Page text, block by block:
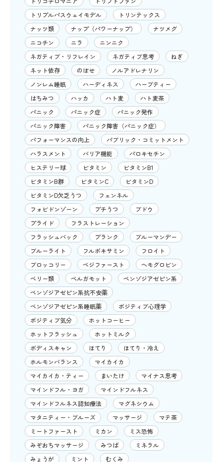
トリプルパスウェイモデル
トリンテックス
ナッツ類
ナップ（パワーナップ）
ナツメグ
ニコチン
ニラ
ニンニク
ネガティブ・リフレイン
ネガティブ思考
ねぎ
ネット依存
のぼせ
ノルアドレナリン
ノンレム睡眠
ハーディネス
ハーブティー
はちみつ
ハッカ ハト麦
ハト麦茶
パニック
パニック症
パニック発作
パニック障害
パニック障害（パニック症）
パフォーマンスの向上
パブリック・コミットメント
ハラスメント
バリア機能
パロキセチン
ヒステリー球
ビタミン
ビタミンB1
ビタミンB群
ビタミンC
ビタミンD
ビタミンD欠乏うつ
フェンネル
フォビドンゾーン
プチうつ
ブドウ
プライド
フラストレーション
フラッシュバック
プランク
ブルーマンデー
ブルーライト
フルボキサミン
フロイト
ブロッコリー
ベジファースト
ヘモグロビン
ベリー類
ベルガモット
ベンゾジアゼピン系
ベンゾジアゼピン系抗不安薬
ベンゾジアゼピン系睡眠薬
ポジティブ心理学
ポジティブ気分
ホットコーヒー
ホットフラッシュ
ホットミルク
ボディスキャン
ほてり
ほてり・冷え
ホルモンバランス
マイカイカ
マイカイカ・ティー
まいたけ
マイナス思考
マインドフル・ヨガ
マインドフルネス
マインドフルネス認知療法
マグネシウム
マタニティー・ブルーズ
マッサージ
マテ茶
ミートファースト
ミカン
ミス恐怖
みぞおちマッサージ
みつば
ミネラル
みょうが
ミント
むくみ